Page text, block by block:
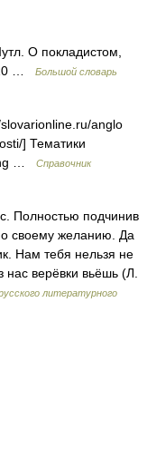
О покладистом,
…
Большой словарь
anglo
] Тематики
…
Справочник
Полностью подчинив
своему желанию. Да
Нам тебя нельзя не
нас верёвки вьёшь (Л.
литературного